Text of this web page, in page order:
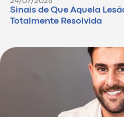
Sinais de Que Aquela
Totalmente Resolvida